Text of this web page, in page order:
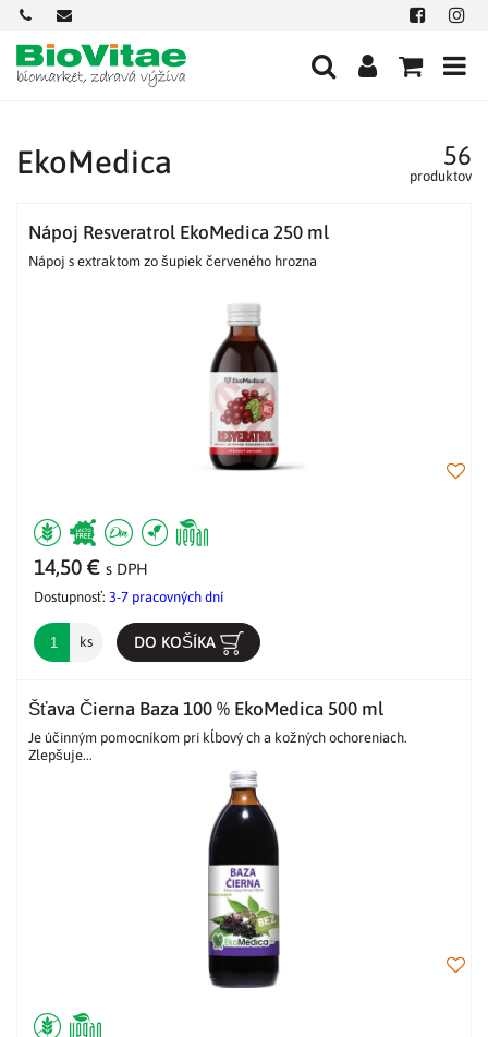
+421
901
712
584
office@biovitae.sk Facebook
EkoMedica 56
produktov
Nápoj Resveratrol EkoMedica 250 ml
Nápoj s extraktom zo šupiek červeného hrozna
14,50 € s DPH
Dostupnosť: 3-7 pracovných dní
ks DO KOŠÍKA
Šťava Čierna Baza 100 % EkoMedica 500 ml
Je účinným pomocníkom pri kĺbový ch a kožných ochoreniach.
Zlepšuje...